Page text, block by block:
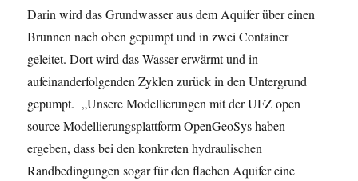
Darin wird das Grundwasser aus dem Aquifer über einen
Brunnen nach oben gepumpt und in zwei Container
geleitet. Dort wird das Wasser erwärmt und in
aufeinanderfolgenden Zyklen zurück in den Untergrund
gepumpt. „Unsere Modellierungen mit der UFZ open
source Modellierungsplattform OpenGeoSys haben
ergeben, dass bei den konkreten hydraulischen
Randbedingungen sogar für den flachen Aquifer eine